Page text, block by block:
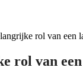
rol van een
rol van